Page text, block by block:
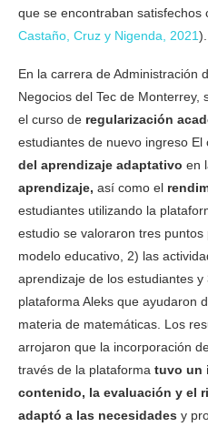
que se encontraban satisfechos
Castaño, Cruz y Nigenda, 2021).
En la carrera de Administración
Negocios del Tec de Monterrey,
el curso de regularización
estudiantes de nuevo ingreso El
del aprendizaje adaptativo en
aprendizaje, así como el
estudiantes utilizando la
estudio se valoraron tres
modelo educativo, 2) las
aprendizaje de los estudiantes
plataforma Aleks que ayudaron
materia de matemáticas. Los
arrojaron que la incorporación
través de la plataforma tuvo un
contenido, la evaluación y el
adaptó a las necesidades y